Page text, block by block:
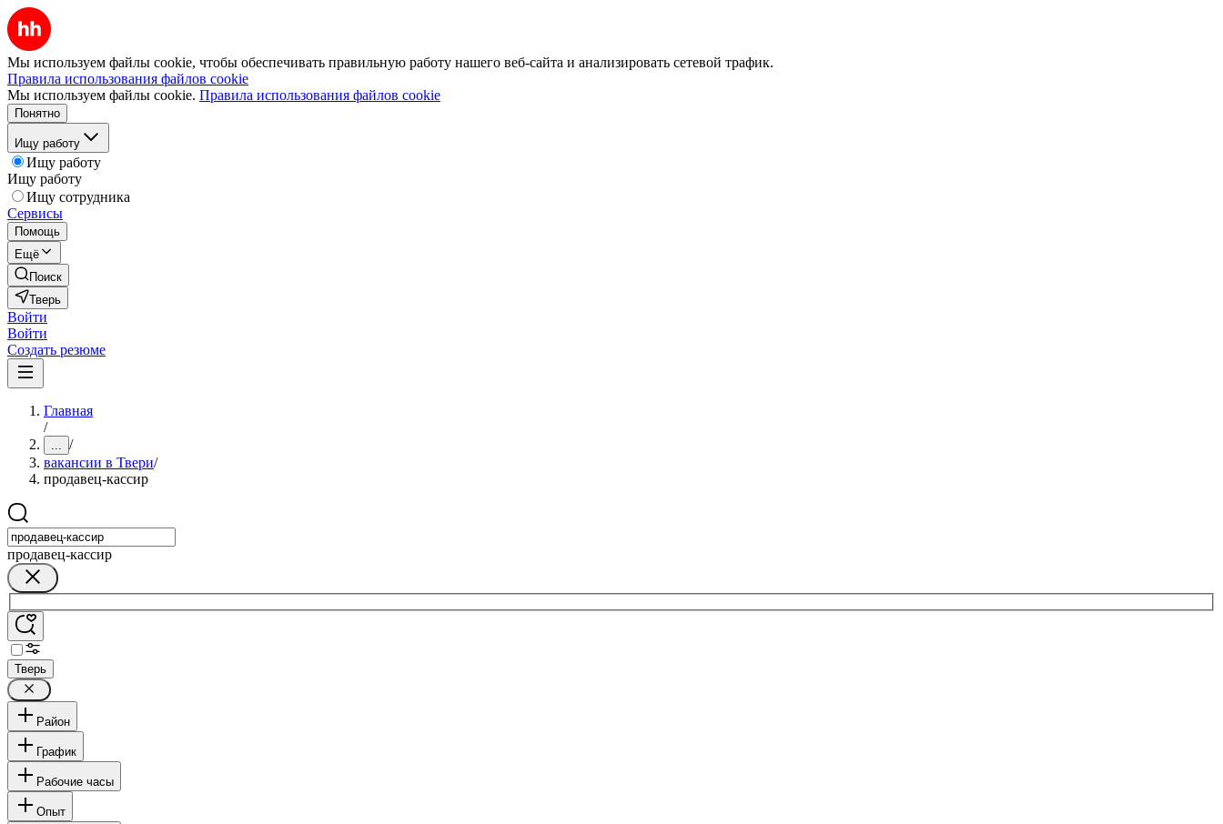
Мы используем файлы cookie, чтобы обеспечивать правильную работу нашего веб-сайта и анализировать сетевой трафик.
Правила использования файлов cookie
Мы используем файлы cookie. Правила использования файлов cookie
Понятно
Ищу работу
Ищу работу
Ищу работу
Ищу сотрудника
Сервисы
Помощь
Ещё
Поиск
Тверь
Войти
Войти
Создать резюме
Главная
/
... /
вакансии в Твери/
продавец-кассир
продавец-кассир
Тверь
Район
График
Рабочие часы
Опыт